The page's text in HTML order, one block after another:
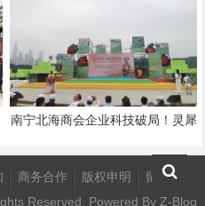
南宁北海商会企业科技破局！灵犀
居新时代
商务合作 版权申明
留言板
Reserved. Powered By Z-Blog